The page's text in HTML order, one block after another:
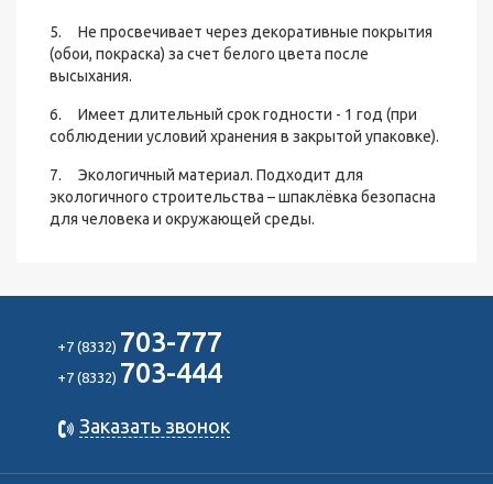
5. Не просвечивает через декоративные покрытия
(обои, покраска) за счет белого цвета после
высыхания.
6. Имеет длительный срок годности - 1 год (при
соблюдении условий хранения в закрытой упаковке).
7. Экологичный материал. Подходит для
экологичного строительства – шпаклёвка безопасна
для человека и окружающей среды.
+7 (8332) 703-777
+7 (8332) 703-444
Заказать звонок